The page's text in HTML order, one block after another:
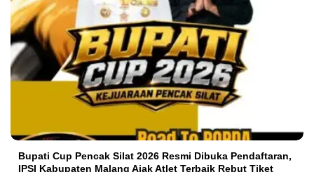
Bupati Cup Pencak Silat 2026 Resmi Dibuka Pendaftaran,
IPSI Kabupaten Malang Ajak Atlet Terbaik Rebut Tiket